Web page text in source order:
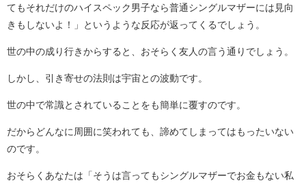
てもそれだけのハイスペック男子なら普通シングルマザーには見向
きもしないよ！」というような反応が返ってくるでしょう。
世の中の成り行きからすると、おそらく友人の言う通りでしょう。
しかし、引き寄せの法則は宇宙との波動です。
世の中で常識とされていることをも簡単に覆すのです。
だからどんなに周囲に笑われても、諦めてしまってはもったいない
のです。
おそらくあなたは「そうは言ってもシングルマザーでお金もない私